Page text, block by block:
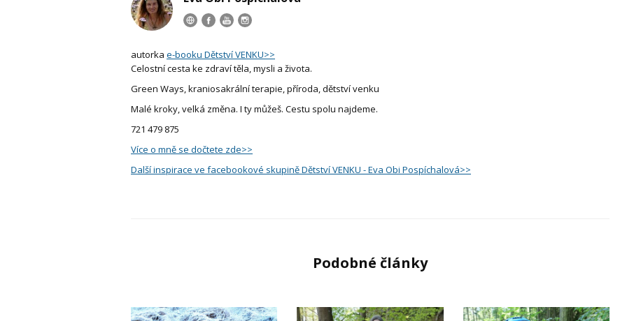
autorka e-booku Dětství VENKU>>
Celostní cesta ke zdraví těla, mysli a života.
Green Ways, kraniosakrální terapie, příroda, dětství venku
Malé kroky, velká změna. I ty můžeš. Cestu spolu najdeme.
721 479 875
Více o mně se dočtete zde>>
Další inspirace ve facebookové skupině Dětství VENKU - Eva Obi Pospíchalová>>
Podobné články